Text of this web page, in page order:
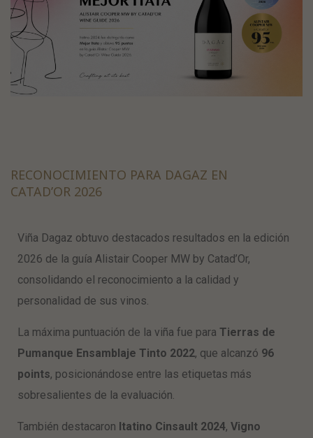
RECONOCIMIENTO PARA DAGAZ EN
CATAD’OR 2026
Viña Dagaz obtuvo destacados resultados en la edición
2026 de la guía Alistair Cooper MW by Catad’Or,
consolidando el reconocimiento a la calidad y
personalidad de sus vinos.
La máxima puntuación de la viña fue para Tierras de
Pumanque Ensamblaje Tinto 2022, que alcanzó 96
points, posicionándose entre las etiquetas más
sobresalientes de la evaluación.
También destacaron Itatino Cinsault 2024, Vigno